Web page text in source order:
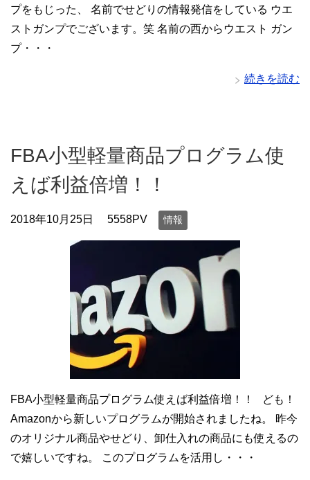
プをもじった、 名前でせどりの情報発信をしている ウエ
ストガンプでございます。笑 名前の西からウエスト ガン
プ・・・
続きを読む
FBA小型軽量商品プログラム使
えば利益倍増！！
2018年10月25日 5558PV 情報
FBA小型軽量商品プログラム使えば利益倍増！！ ども！
Amazonから新しいプログラムが開始されましたね。 昨今
のオリジナル商品やせどり、卸仕入れの商品にも使えるの
で嬉しいですね。 このプログラムを活用し・・・